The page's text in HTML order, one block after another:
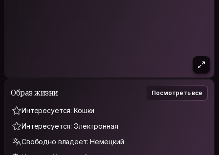
Образ жизни Посмотреть все
Интересуется: Кошки
Интересуется: Электронная
Свободно владеет: Немецкий